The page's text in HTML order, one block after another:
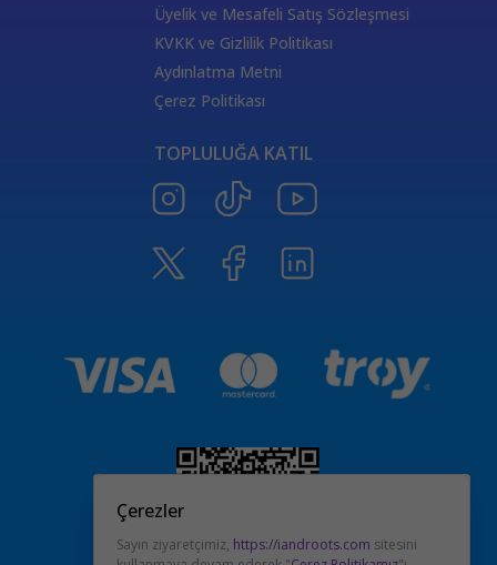
Üyelik ve Mesafeli Satış Sözleşmesi
KVKK ve Gizlilik Politikası
Aydınlatma Metni
Çerez Politikası
TOPLULUĞA KATIL
Çerezler
Sayın ziyaretçimiz, https://iandroots.com sitesini